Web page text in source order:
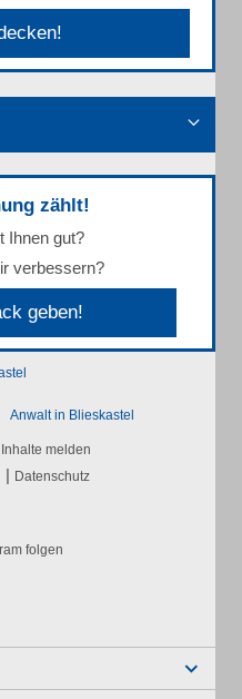
zählt!
Ihnen gut?
verbessern?
geben!
Anwalt in Blieskastel
Inhalte melden
| Datenschutz
folgen